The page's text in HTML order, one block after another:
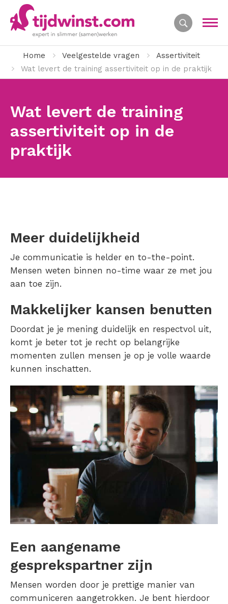
Home Veelgestelde vragen
Assertiviteit
Wat levert de training assertiviteit op in de praktijk
Wat levert de training
assertiviteit op in de
praktijk
Meer duidelijkheid
Je communicatie is helder en to-the-point.
Mensen weten binnen no-time waar ze met jou
aan toe zijn.
Makkelijker kansen benutten
Doordat je je mening duidelijk en respectvol uit,
komt je beter tot je recht op belangrijke
momenten zullen mensen je op je volle waarde
kunnen inschatten.
Een aangename
gesprekspartner zijn
Mensen worden door je prettige manier van
communiceren aangetrokken. Je bent hierdoor